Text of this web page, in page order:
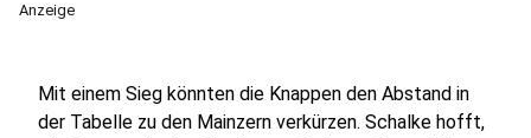
Anzeige
Mit einem Sieg könnten die Knappen den Abstand in
der Tabelle zu den Mainzern verkürzen. Schalke hofft,